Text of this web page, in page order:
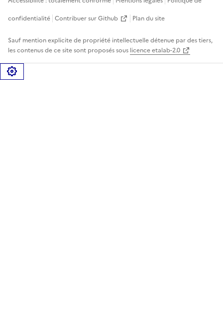
confidentialité Contribuer sur Github Plan du site
Sauf mention explicite de propriété intellectuelle détenue par des tiers,
les contenus de ce site sont proposés sous licence etalab-2.0
Gérer les cookies